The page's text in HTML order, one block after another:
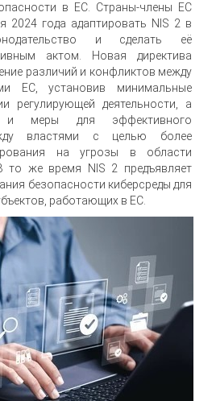
в ЕС. Страны-члены ЕС
2024 года адаптировать NIS 2 в
и сделать её
актом. Новая директива
различий и конфликтов между
ЕС, установив минимальные
регулирующей деятельности, а
и меры для эффективного
властями с целью более
на угрозы в области
то же время NIS 2 предъявляет
безопасности киберсреды для
работающих в ЕС.